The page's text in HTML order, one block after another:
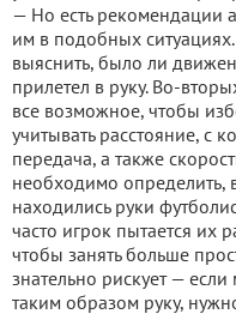
— Но есть рекомендации
им в подобных
выяс­нить, было ли
прилетел в ру­ку. Во-
все возмож­ное, чтобы
учитывать расстояние, с
передача, а также
необходимо опре­делить,
находились руки
часто игрок пытается их
чтобы занять больше
знательно рискует —
таким образом руку,